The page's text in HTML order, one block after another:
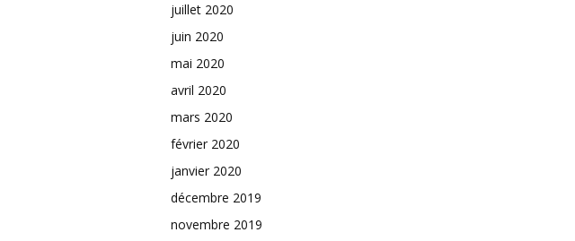
juillet 2020
juin 2020
mai 2020
avril 2020
mars 2020
février 2020
janvier 2020
décembre 2019
novembre 2019